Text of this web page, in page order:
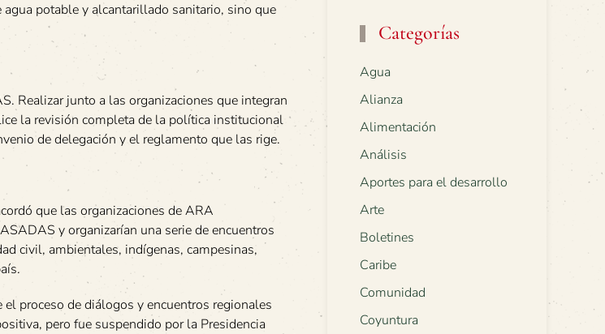
potable y alcantarillado sanitario, sino que
Realizar junto a las organizaciones que integran
la revisión completa de la política institucional
de delegación y el reglamento que las rige.
que las organizaciones de ARA
y organizarían una serie de encuentros
civil, ambientales, indígenas, campesinas,
el proceso de diálogos y encuentros regionales
pero fue suspendido por la Presidencia
Categorías
Agua
Alianza
Alimentación
Análisis
Aportes para el desarrollo
Arte
Boletines
Caribe
Comunidad
Coyuntura